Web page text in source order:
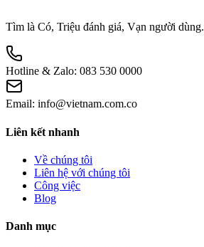
Tìm là Có, Triệu đánh giá, Vạn người dùng.
Hotline & Zalo: 083 530 0000
Email: info@vietnam.com.co
Liên kết nhanh
Về chúng tôi
Liên hệ với chúng tôi
Công việc
Blog
Danh mục